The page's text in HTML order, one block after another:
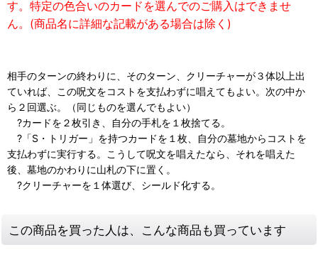
す。特定の色合いのカードを選んでのご購入はできませ
ん。(商品名に詳細な記載がある場合は除く)
相手のターンの終わりに、そのターン、クリーチャーが３体以上出
ていれば、この呪文をコストを支払わずに唱えてもよい。次の中か
ら２回選ぶ。（同じものを選んでもよい）
?カードを２枚引き、自分の手札を１枚捨てる。
?「S・トリガー」を持つカードを１枚、自分の墓地からコストを
支払わずに実行する。こうして呪文を唱えたなら、それを唱えた
後、墓地のかわりに山札の下に置く。
?クリーチャーを１体選び、シールド化する。
この商品を買った人は、こんな商品も買っています